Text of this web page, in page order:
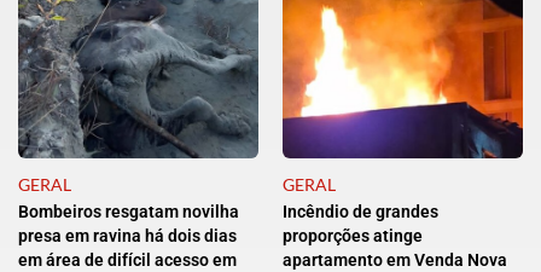
GERAL
Bombeiros resgatam novilha
presa em ravina há dois dias
em área de difícil acesso em
GERAL
Incêndio de grandes
proporções atinge
apartamento em Venda Nova